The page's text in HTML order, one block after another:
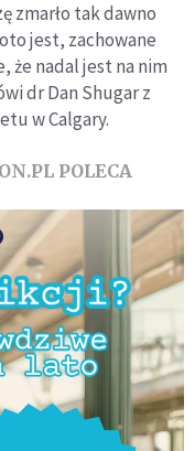
zmarło tak dawno
jest, zachowane
że nadal jest na nim
dr Dan Shugar z
w Calgary.
POLECA